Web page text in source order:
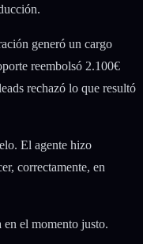
generó un cargo
reembolsó 2.100€
rechazó lo que resultó
El agente hizo
correctamente, en
el momento justo.